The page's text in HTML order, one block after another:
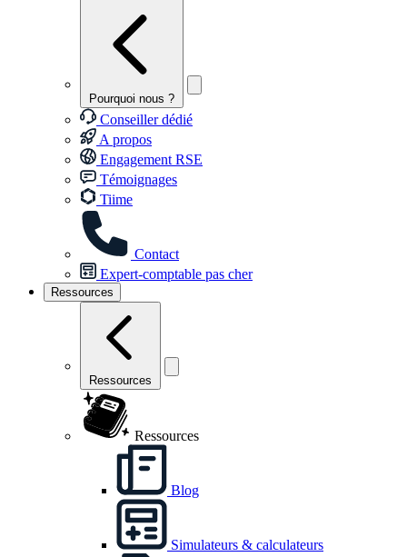
Pourquoi nous ?
Conseiller dédié
A propos
Engagement RSE
Témoignages
Tiime
Contact
Expert-comptable pas cher
Ressources
Ressources
Ressources
Blog
Simulateurs & calculateurs